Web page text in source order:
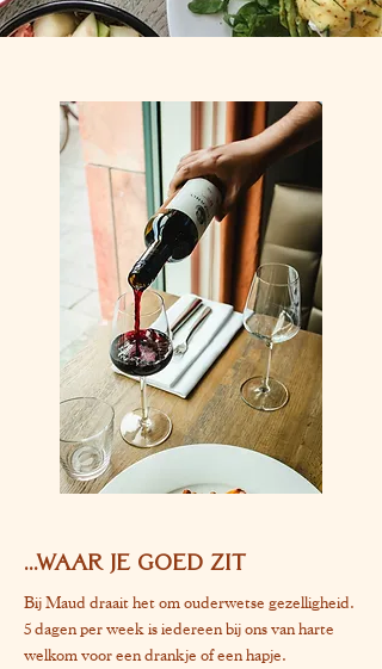
...WAAR JE GOED ZIT
Bij Maud draait het om ouderwetse gezelligheid.
5 dagen per week is iedereen bij ons van harte
welkom voor een drankje of een hapje.